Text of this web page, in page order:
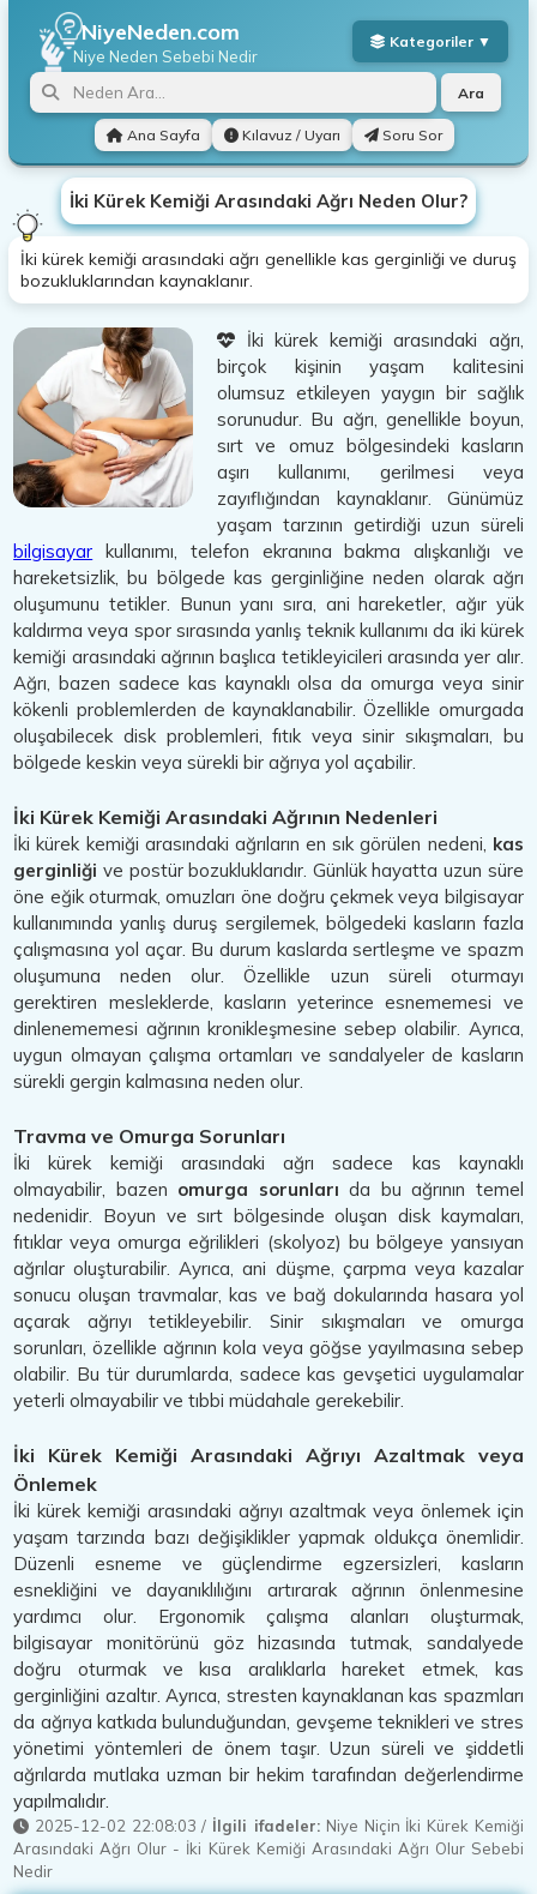
NiyeNeden.com
Niye Neden Sebebi Nedir
Ana Sayfa Kılavuz / Uyarı Soru Sor
Ara
İki Kürek Kemiği Arasındaki Ağrı Neden Olur?
İki kürek kemiği arasındaki ağrı genellikle kas gerginliği ve duruş
bozukluklarından kaynaklanır.
İki kürek kemiği arasındaki ağrı,
birçok kişinin yaşam kalitesini
olumsuz etkileyen yaygın bir sağlık
sorunudur. Bu ağrı, genellikle boyun,
sırt ve omuz bölgesindeki kasların
aşırı kullanımı, gerilmesi veya
zayıflığından kaynaklanır. Günümüz
yaşam tarzının getirdiği uzun süreli
bilgisayar kullanımı, telefon ekranına bakma alışkanlığı ve
hareketsizlik, bu bölgede kas gerginliğine neden olarak ağrı
oluşumunu tetikler. Bunun yanı sıra, ani hareketler, ağır yük
kaldırma veya spor sırasında yanlış teknik kullanımı da iki kürek
kemiği arasındaki ağrının başlıca tetikleyicileri arasında yer alır.
Ağrı, bazen sadece kas kaynaklı olsa da omurga veya sinir
kökenli problemlerden de kaynaklanabilir. Özellikle omurgada
oluşabilecek disk problemleri, fıtık veya sinir sıkışmaları, bu
bölgede keskin veya sürekli bir ağrıya yol açabilir.
İki Kürek Kemiği Arasındaki Ağrının Nedenleri
İki kürek kemiği arasındaki ağrıların en sık görülen nedeni, kas
gerginliği ve postür bozukluklarıdır. Günlük hayatta uzun süre
öne eğik oturmak, omuzları öne doğru çekmek veya bilgisayar
kullanımında yanlış duruş sergilemek, bölgedeki kasların fazla
çalışmasına yol açar. Bu durum kaslarda sertleşme ve spazm
oluşumuna neden olur. Özellikle uzun süreli oturmayı
gerektiren mesleklerde, kasların yeterince esnememesi ve
dinlenememesi ağrının kronikleşmesine sebep olabilir. Ayrıca,
uygun olmayan çalışma ortamları ve sandalyeler de kasların
sürekli gergin kalmasına neden olur.
Travma ve Omurga Sorunları
İki kürek kemiği arasındaki ağrı sadece kas kaynaklı
olmayabilir, bazen omurga sorunları da bu ağrının temel
nedenidir. Boyun ve sırt bölgesinde oluşan disk kaymaları,
fıtıklar veya omurga eğrilikleri (skolyoz) bu bölgeye yansıyan
ağrılar oluşturabilir. Ayrıca, ani düşme, çarpma veya kazalar
sonucu oluşan travmalar, kas ve bağ dokularında hasara yol
açarak ağrıyı tetikleyebilir. Sinir sıkışmaları ve omurga
sorunları, özellikle ağrının kola veya göğse yayılmasına sebep
olabilir. Bu tür durumlarda, sadece kas gevşetici uygulamalar
yeterli olmayabilir ve tıbbi müdahale gerekebilir.
İki Kürek Kemiği Arasındaki Ağrıyı Azaltmak veya
Önlemek
İki kürek kemiği arasındaki ağrıyı azaltmak veya önlemek için
yaşam tarzında bazı değişiklikler yapmak oldukça önemlidir.
Düzenli esneme ve güçlendirme egzersizleri, kasların
esnekliğini ve dayanıklılığını artırarak ağrının önlenmesine
yardımcı olur. Ergonomik çalışma alanları oluşturmak,
bilgisayar monitörünü göz hizasında tutmak, sandalyede
doğru oturmak ve kısa aralıklarla hareket etmek, kas
gerginliğini azaltır. Ayrıca, stresten kaynaklanan kas spazmları
da ağrıya katkıda bulunduğundan, gevşeme teknikleri ve stres
yönetimi yöntemleri de önem taşır. Uzun süreli ve şiddetli
ağrılarda mutlaka uzman bir hekim tarafından değerlendirme
yapılmalıdır.
2025-12-02 22:08:03 / İlgili ifadeler: Niye Niçin İki Kürek Kemiği
Arasındaki Ağrı Olur - İki Kürek Kemiği Arasındaki Ağrı Olur Sebebi
Nedir